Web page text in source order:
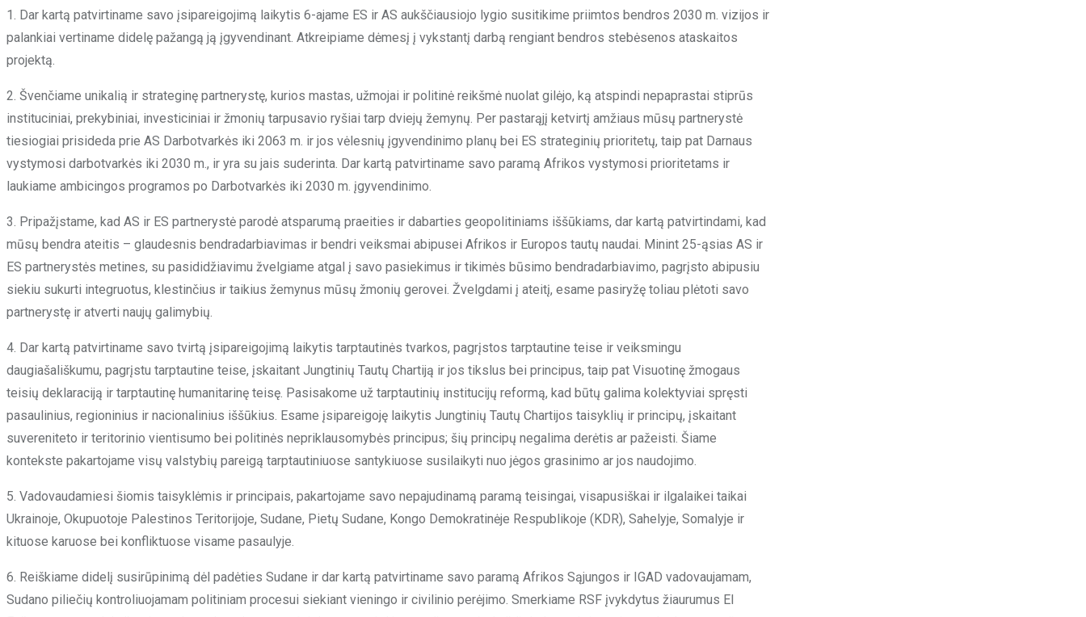
1. Dar kartą patvirtiname savo įsipareigojimą laikytis 6-ajame ES ir AS aukščiausiojo lygio susitikime priimtos bendros 2030 m. vizijos ir
palankiai vertiname didelę pažangą ją įgyvendinant. Atkreipiame dėmesį į vykstantį darbą rengiant bendros stebėsenos ataskaitos
projektą.
2. Švenčiame unikalią ir strateginę partnerystę, kurios mastas, užmojai ir politinė reikšmė nuolat gilėjo, ką atspindi nepaprastai stiprūs
instituciniai, prekybiniai, investiciniai ir žmonių tarpusavio ryšiai tarp dviejų žemynų. Per pastarąjį ketvirtį amžiaus mūsų partnerystė
tiesiogiai prisideda prie AS Darbotvarkės iki 2063 m. ir jos vėlesnių įgyvendinimo planų bei ES strateginių prioritetų, taip pat Darnaus
vystymosi darbotvarkės iki 2030 m., ir yra su jais suderinta. Dar kartą patvirtiname savo paramą Afrikos vystymosi prioritetams ir
laukiame ambicingos programos po Darbotvarkės iki 2030 m. įgyvendinimo.
3. Pripažįstame, kad AS ir ES partnerystė parodė atsparumą praeities ir dabarties geopolitiniams iššūkiams, dar kartą patvirtindami, kad
mūsų bendra ateitis – glaudesnis bendradarbiavimas ir bendri veiksmai abipusei Afrikos ir Europos tautų naudai. Minint 25-ąsias AS ir
ES partnerystės metines, su pasididžiavimu žvelgiame atgal į savo pasiekimus ir tikimės būsimo bendradarbiavimo, pagrįsto abipusiu
siekiu sukurti integruotus, klestinčius ir taikius žemynus mūsų žmonių gerovei. Žvelgdami į ateitį, esame pasiryžę toliau plėtoti savo
partnerystę ir atverti naujų galimybių.
4. Dar kartą patvirtiname savo tvirtą įsipareigojimą laikytis tarptautinės tvarkos, pagrįstos tarptautine teise ir veiksmingu
daugiašališkumu, pagrįstu tarptautine teise, įskaitant Jungtinių Tautų Chartiją ir jos tikslus bei principus, taip pat Visuotinę žmogaus
teisių deklaraciją ir tarptautinę humanitarinę teisę. Pasisakome už tarptautinių institucijų reformą, kad būtų galima kolektyviai spręsti
pasaulinius, regioninius ir nacionalinius iššūkius. Esame įsipareigoję laikytis Jungtinių Tautų Chartijos taisyklių ir principų, įskaitant
suvereniteto ir teritorinio vientisumo bei politinės nepriklausomybės principus; šių principų negalima derėtis ar pažeisti. Šiame
kontekste pakartojame visų valstybių pareigą tarptautiniuose santykiuose susilaikyti nuo jėgos grasinimo ar jos naudojimo.
5. Vadovaudamiesi šiomis taisyklėmis ir principais, pakartojame savo nepajudinamą paramą teisingai, visapusiškai ir ilgalaikei taikai
Ukrainoje, Okupuotoje Palestinos Teritorijoje, Sudane, Pietų Sudane, Kongo Demokratinėje Respublikoje (KDR), Sahelyje, Somalyje ir
kituose karuose bei konfliktuose visame pasaulyje.
6. Reiškiame didelį susirūpinimą dėl padėties Sudane ir dar kartą patvirtiname savo paramą Afrikos Sąjungos ir IGAD vadovaujamam,
Sudano piliečių kontroliuojamam politiniam procesui siekiant vieningo ir civilinio perėjimo. Smerkiame RSF įvykdytus žiaurumus El